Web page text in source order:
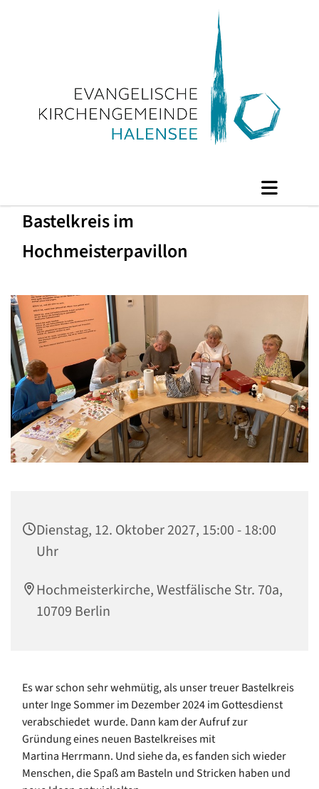
Bastelkreis im
Hochmeisterpavillon
Dienstag, 12. Oktober 2027, 15:00 - 18:00
Uhr
Hochmeisterkirche, Westfälische Str. 70a,
10709 Berlin
Es war schon sehr wehmütig, als unser treuer Bastelkreis
unter Inge Sommer im Dezember 2024 im Gottesdienst
verabschiedet wurde. Dann kam der Aufruf zur
Gründung eines neuen Bastelkreises mit
Martina Herrmann. Und siehe da, es fanden sich wieder
Menschen, die Spaß am Basteln und Stricken haben und